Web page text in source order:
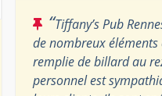
“Tiffany’s Pub
de nombreux éléments
remplie de billard au
personnel est